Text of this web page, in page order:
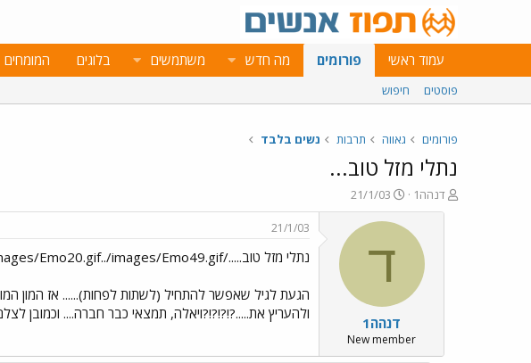
עמוד ראשי פורומים מה חדש משתמשים בלוגים המומחים
פוסטים חיפוש
פורומים גאווה תרבות נשים בלבד
נתלי מזל טוב...
פ
ו
דנהה1
פ
ו
ר
ם
א
ר
י
ך
21/1/03
ד
דנהה1
New member
21/1/03
נתלי מזל טוב...../images/Emo77.gif../images/Emo65.gif../images/Emo20.gif../images/Emo49.gif
הגעת לגיל שאפשר להתחיל (לשתות לפחות)...... אז המון
ולהעריץ את.....?!?!?!?ויאלה, תמצאי כבר חברה.... וכמובן